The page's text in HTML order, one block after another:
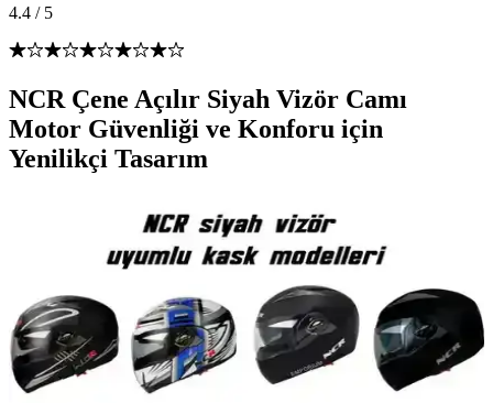
4.4 / 5
NCR Çene Açılır Siyah Vizör Camı
Motor Güvenliği ve Konforu için
Yenilikçi Tasarım